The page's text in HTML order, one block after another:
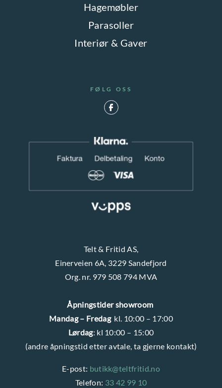
Hagemøbler
Parasoller
Interiør & Gaver
FØLG OSS
Telt & Fritid AS,
Einerveien 6A, 3229 Sandefjord
Org. nr. 979 508 794 MVA
Åpningstider showroom
Mandag – Fredagkl. 10:00 – 17:00
Lørdag: kl 10:00 – 15:00
(andre åpningstid etter avtale, ta gjerne kontakt)
E-post: butikk@teltfritid.no
Telefon: 33 42 99 10